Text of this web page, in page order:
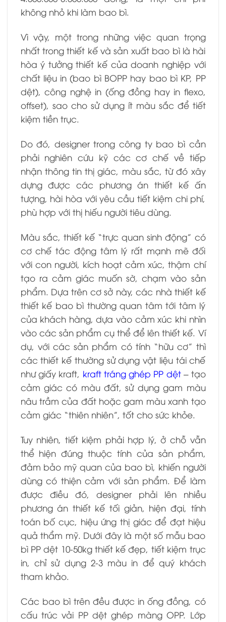
không nhỏ khi làm bao bì.
Vì vậy, một trong những việc quan trọng
nhất trong thiết kế và sản xuất bao bì là hài
hòa ý tưởng thiết kế của doanh nghiệp với
chất liệu in (bao bì BOPP hay bao bì KP, PP
dệt), công nghệ in (ống đồng hay in flexo,
offset), sao cho sử dụng ít màu sắc để tiết
kiệm tiền trục.
Do đó, designer trong công ty bao bì cần
phải nghiên cứu kỹ các cơ chế về tiếp
nhận thông tin thị giác, màu sắc, từ đó xây
dựng được các phương án thiết kế ấn
tượng, hài hòa với yêu cầu tiết kiệm chi phí,
phù hợp với thị hiếu người tiêu dùng.
Màu sắc, thiết kế “trực quan sinh động” có
cơ chế tác động tâm lý rất mạnh mẽ đối
với con người, kích hoạt cảm xúc, thậm chí
tạo ra cảm giác muốn sờ, chạm vào sản
phẩm. Dựa trên cơ sở này, các nhà thiết kế
thiết kế bao bì thường quan tâm tới tâm lý
của khách hàng, dựa vào cảm xúc khi nhìn
vào các sản phẩm cụ thể để lên thiết kế. Ví
dụ, với các sản phẩm có tính “hữu cơ” thì
các thiết kế thường sử dụng vật liệu tái chế
như giấy kraft, kraft tráng ghép PP dệt – tạo
cảm giác có màu đất, sử dụng gam màu
nâu trầm của đất hoặc gam màu xanh tạo
cảm giác “thiên nhiên”, tốt cho sức khỏe.
Tuy nhiên, tiết kiệm phải hợp lý, ở chỗ vẫn
thể hiện đúng thuộc tính của sản phẩm,
đảm bảo mỹ quan của bao bì, khiến người
dùng có thiện cảm với sản phẩm. Để làm
được điều đó, designer phải lên nhiều
phương án thiết kế tối giản, hiện đại, tính
toán bố cục, hiệu ứng thị giác để đạt hiệu
quả thẩm mỹ. Dưới đây là một số mẫu bao
bì PP dệt 10-50kg thiết kế đẹp, tiết kiệm trục
in, chỉ sử dụng 2-3 màu in để quý khách
tham khảo.
Các bao bì trên đều được in ống đồng, có
cấu trúc vải PP dệt ghép màng OPP. Lớp